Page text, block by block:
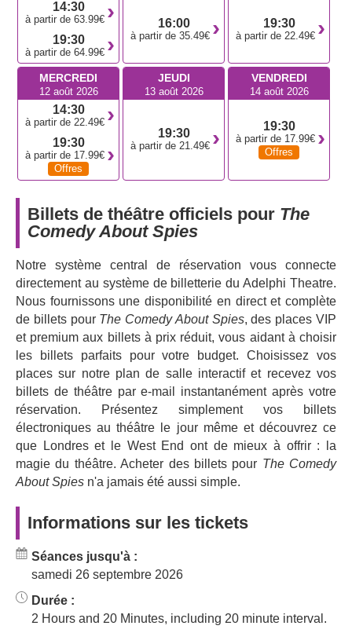
Ce thriller comique bourré d'action et d'humour déjanté se
déroule dans le Londres des années 1960, où un agent
britannique dévoyé vole les plans d'une nouvelle arme
top secrète. Des espions de la CIA et du KGB se
réunissent à l'hôtel Piccadilly pour trouver la taupe et
récupérer le dossier. Mais lorsque trois acteurs
auditionnant pour le rôle-titre du premier James Bond,
No
, arrivent à l'hôtel, les choses commencent à mal
tourner. Alors que l'enjeu sur scène atteint son
paroxysme, les rires aussi.
Mischief Theatre a été fondé en 2008 parHenry Lewis
Jonathan SayeretHenry Shields
London Academy of Music and Dramatic Art. Créant à
l'origine de brillants spectacles comiques improvisés, ils
ont fait leurs premiers pas au théâtre en 2012. Depuis,
leur mélange unique de comédie physique, de
dramaturgie brillante, de chorégraphie, de cascades et de
gags a toujours rencontré un franc succès.
La fictive Cornley Polytechnic Drama Society s'est fait
connaître grâce àThe Play That Goes Wrong, une pièce
primée, et leur série téléviséeThe Goes Wrong Show,
tout aussi populaire, rejoint les productions de Mischief :
The Comedy About A Bank Robbery,Magic Goes Wrong,
Peter Pan Goes Wrong,Mind Mangler etMischief Movie
Night.
Casting et créations
About Spies
The Comedy About Spies
originaux de la compagnie Mischief, Henry Lewis et
Henry Shields, réalisé par
Kenny Wax et Stage Presence en association avec Jo
Danvers.
14:30
à partir de 63.99€
19:30
à partir de 64.99€
16:00
à partir de 35.49€
19:30
à partir de 22.49€
MERCREDI
12 août 2026
14:30
à partir de 22.49€
19:30
à partir de 17.99€
Offres
JEUDI
13 août 2026
19:30
à partir de 21.49€
VENDREDI
14 août 2026
19:30
à partir de 17.99€
Offres
Billets de théâtre officiels pour The
Comedy About Spies
Notre système central de réservation vous connecte
directement au système de billetterie du Adelphi Theatre.
Nous fournissons une disponibilité en direct et complète
de billets pour The Comedy About Spies, des places VIP
et premium aux billets à prix réduit, vous aidant à choisir
les billets parfaits pour votre budget. Choisissez vos
places sur notre plan de salle interactif et recevez vos
billets de théâtre par e-mail instantanément après votre
réservation. Présentez simplement vos billets
électroniques au théâtre le jour même et découvrez ce
que Londres et le West End ont de mieux à offrir : la
magie du théâtre. Acheter des billets pour The Comedy
About Spies n'a jamais été aussi simple.
Informations sur les tickets
Séances jusqu'à :
samedi 26 septembre 2026
Durée :
2 Hours and 20 Minutes, including 20 minute interval.